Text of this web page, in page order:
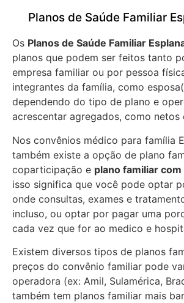
Planos de Saúde Familiar
Os Planos de Saúde Familiar
planos que podem ser feitos tanto
empresa familiar ou por pessoa
integrantes da família, como
dependendo do tipo de plano e
acrescentar agregados, como netos
Nos convênios médico para família
também existe a opção de plano
coparticipação e plano familiar
isso significa que você pode optar
onde consultas, exames e
incluso, ou optar por pagar uma
cada vez que for ao medico e
Existem diversos tipos de planos
preços do convênio familiar pode
operadora (ex: Amil, Sulamérica,
também tem planos familiar mais